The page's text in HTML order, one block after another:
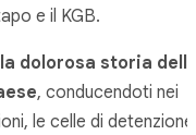
e il KGB.
dolorosa storia
, conducendoti nei
le celle di detenzione